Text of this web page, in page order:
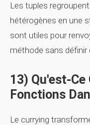
Les tuples
hétérogènes en une
sont utiles pour
méthode sans définir
13) Qu'est-Ce
Fonctions
Le currying